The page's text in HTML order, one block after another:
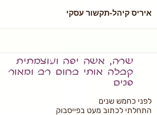
איריס קיהל-תקשור עסקי
שרה, אשה יפה ועוצמתית
קבלה אותי בחום רב ומאור
פנים
לפני כחמש שנים
התחלתי לכתוב מעט בפייסבוק